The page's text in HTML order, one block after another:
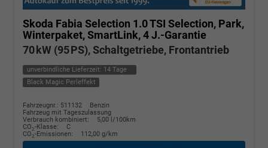
Skoda Fabia Selection 1.0 TSI Selection, Park,
Winterpaket, SmartLink, 4 J.-Garantie
70 kW (95 PS), Schaltgetriebe, Frontantrieb
unverbindliche Lieferzeit: 14 Tage
Black Magic Perleffekt
Fahrzeugnr.: 511132
Benzin
Fahrzeug mit Tageszulassung
Verbrauch kombiniert:
5,00 l/100km
CO2-Klasse:
C
CO2-Emissionen: 112,00 g/km